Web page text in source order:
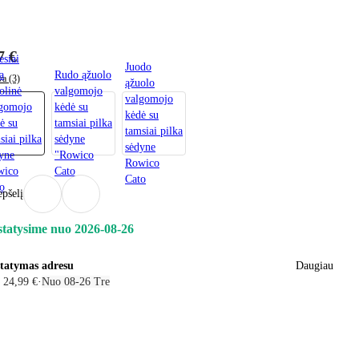
€
(3)
su
pilka
Rudo ąžuolo
valgomojo
kėdė su
tamsiai pilka
sėdyne
"Rowico
Cato
Juodo
ąžuolo
valgomojo
kėdė su
tamsiai pilka
sėdyne
Rowico
Cato
nuo 2026‑08‑26
adresu
24,99 €·Nuo 08‑26 Tre
Daugiau